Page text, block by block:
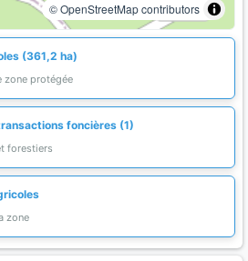
© OpenStreetMap contributors
(361,2 ha)
zone protégée
foncières (1)
forestiers
zone